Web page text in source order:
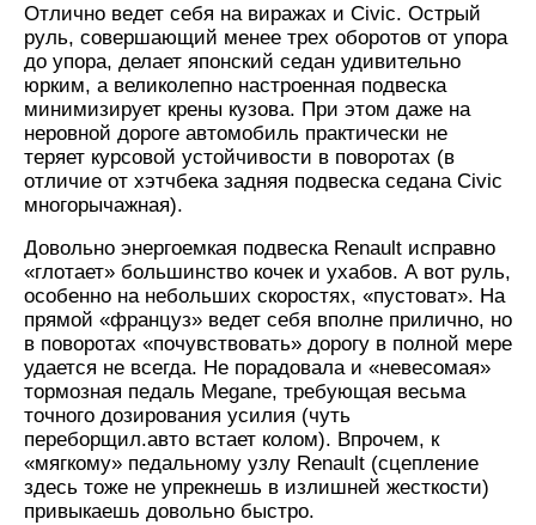
Отлично ведет себя на виражах и Civic. Острый
руль, совершающий менее трех оборотов от упора
до упора, делает японский седан удивительно
юрким, а великолепно настроенная подвеска
минимизирует крены кузова. При этом даже на
неровной дороге автомобиль практически не
теряет курсовой устойчивости в поворотах (в
отличие от хэтчбека задняя подвеска седана Civic
многорычажная).
Довольно энергоемкая подвеска Renault исправно
«глотает» большинство кочек и ухабов. А вот руль,
особенно на небольших скоростях, «пустоват». На
прямой «француз» ведет себя вполне прилично, но
в поворотах «почувствовать» дорогу в полной мере
удается не всегда. Не порадовала и «невесомая»
тормозная педаль Megane, требующая весьма
точного дозирования усилия (чуть
переборщил.авто встает колом). Впрочем, к
«мягкому» педальному узлу Renault (сцепление
здесь тоже не упрекнешь в излишней жесткости)
привыкаешь довольно быстро.